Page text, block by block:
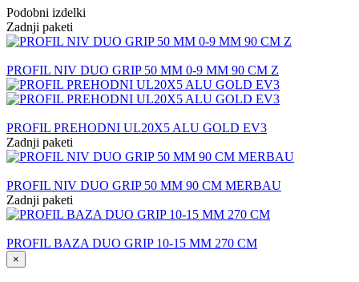
Podobni izdelki
Zadnji paketi
PROFIL NIV DUO GRIP 50 MM 0-9 MM 90 CM Z
PROFIL PREHODNI UL20X5 ALU GOLD EV3
Zadnji paketi
PROFIL NIV DUO GRIP 50 MM 90 CM MERBAU
Zadnji paketi
PROFIL BAZA DUO GRIP 10-15 MM 270 CM
×